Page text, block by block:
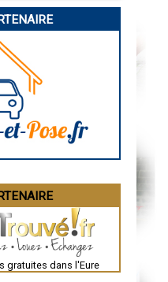
gratuites dans l'Eure